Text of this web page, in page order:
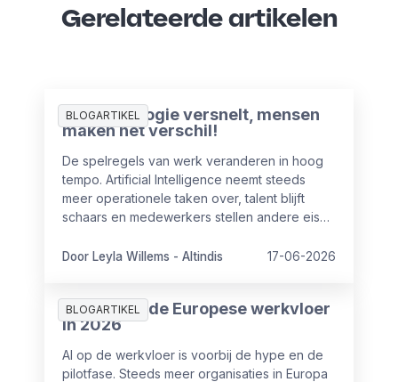
Gerelateerde artikelen
BLOGARTIKEL
AI-technologie versnelt, mensen
maken het verschil!
De spelregels van werk veranderen in hoog
tempo. Artificial Intelligence neemt steeds
meer operationele taken over, talent blijft
schaars en medewerkers stellen andere eisen
betekent dat een fundamentele verschuiving.
Door Leyla Willems - Altindis 17-06-2026
BLOGARTIKEL
AI in HR op de Europese werkvloer
in 2026
AI op de werkvloer is voorbij de hype en de
pilotfase. Steeds meer organisaties in Europa